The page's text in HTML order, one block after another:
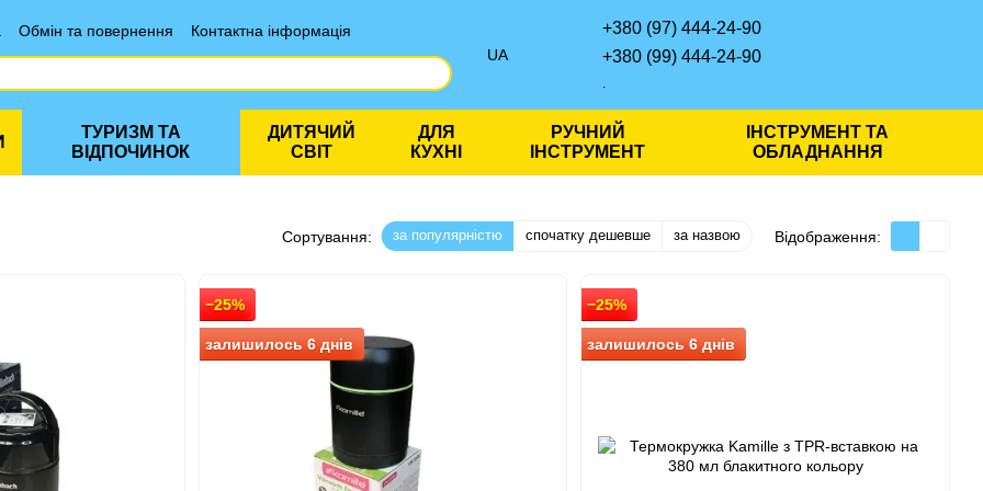
Обмін та повернення
Контактна інформація
UA
+380 (97) 444-24-90
+380 (99) 444-24-90
ТУРИЗМ ТА
ВІДПОЧИНОК
ДИТЯЧИЙ
СВІТ
ДЛЯ
КУХНІ
РУЧНИЙ
ІНСТРУМЕНТ
ІНСТРУМЕНТ ТА
ОБЛАДНАННЯ
Сортування: за популярністю спочатку дешевше за назвою Відображення:
−25%
залишилось 6 днів
−25%
залишилось 6 днів